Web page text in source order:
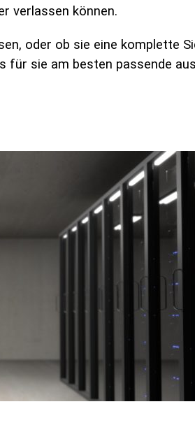
verlassen können.
oder ob sie eine komplette
für sie am besten passende